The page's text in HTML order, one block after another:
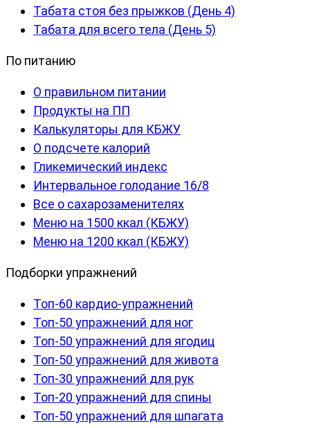
Табата стоя без прыжков (День 4)
Табата для всего тела (День 5)
По питанию
О правильном питании
Продукты на ПП
Калькуляторы для КБЖУ
О подсчете калорий
Гликемический индекс
Интервальное голодание 16/8
Все о сахарозаменителях
Меню на 1500 ккал (КБЖУ)
Меню на 1200 ккал (КБЖУ)
Подборки упражнений
Топ-60 кардио-упражнений
Топ-50 упражнений для ног
Топ-50 упражнений для ягодиц
Топ-50 упражнений для живота
Топ-30 упражнений для рук
Топ-20 упражнений для спины
Топ-50 упражнений для шпагата